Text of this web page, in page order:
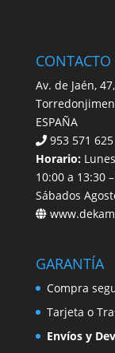
CONTACTO
Av. de Jaén,
ESPAÑA
953 571 625
Horario:
10:00 a 13:30
Sábados
GARANTÍA
Compra
Tarjeta o
Envíos y